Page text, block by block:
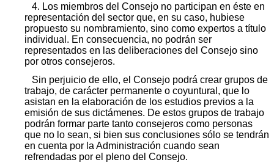
4. Los miembros del Consejo no participan en éste en
representación del sector que, en su caso, hubiese
propuesto su nombramiento, sino como expertos a título
individual. En consecuencia, no podrán ser
representados en las deliberaciones del Consejo sino
por otros consejeros.
Sin perjuicio de ello, el Consejo podrá crear grupos de
trabajo, de carácter permanente o coyuntural, que lo
asistan en la elaboración de los estudios previos a la
emisión de sus dictámenes. De estos grupos de trabajo
podrán formar parte tanto consejeros como personas
que no lo sean, si bien sus conclusiones sólo se tendrán
en cuenta por la Administración cuando sean
refrendadas por el pleno del Consejo.